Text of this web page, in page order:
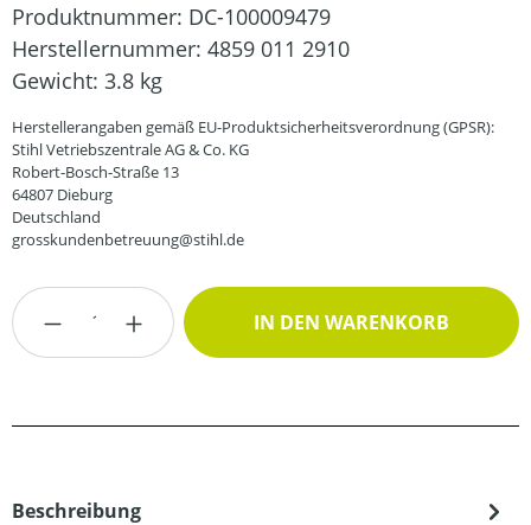
Produktnummer: DC-100009479
Herstellernummer: 4859 011 2910
Gewicht: 3.8 kg
Herstellerangaben gemäß EU-Produktsicherheitsverordnung (GPSR):
Stihl Vetriebszentrale AG & Co. KG
Robert-Bosch-Straße 13
64807 Dieburg
Deutschland
grosskundenbetreuung@stihl.de
Produkt Anzahl: Gib den gewünschten
IN DEN WARENKORB
Beschreibung